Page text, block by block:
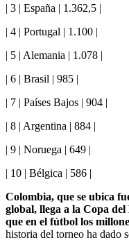
| 3 | España | 1.362,5 |
| 4 | Portugal | 1.100 |
| 5 | Alemania | 1.078 |
| 6 | Brasil | 985 |
| 7 | Países Bajos | 904 |
| 8 | Argentina | 884 |
| 9 | Noruega | 649 |
| 10 | Bélgica | 586 |
Colombia, que se ubica
global, llega a la Copa
que en el fútbol los
historia del torneo ha dado